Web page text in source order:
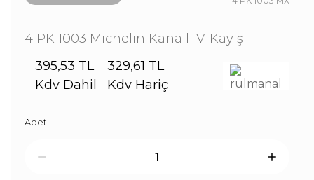
4 PK 1003 Michelin Kanallı V-Kayış
395,53 TL
Kdv Dahil
329,61 TL
Kdv Hariç
Adet